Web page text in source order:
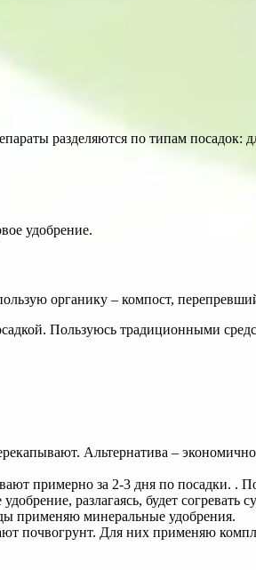
разделяются по типам посадок:
удобрение.
органику – компост,
Пользуюсь традиционными
Альтернатива –
примерно за 2-3 дня по посадки. .
разлагаясь, будет
применяю минеральные удобрения.
почвогрунт. Для них применяю